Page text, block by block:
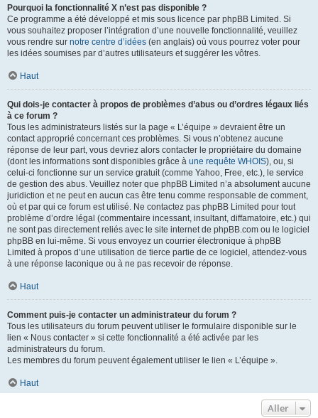
Pourquoi la fonctionnalité X n’est pas disponible ?
Ce programme a été développé et mis sous licence par phpBB Limited. Si
vous souhaitez proposer l’intégration d’une nouvelle fonctionnalité, veuillez
vous rendre sur notre centre d’idées (en anglais) où vous pourrez voter pour
les idées soumises par d’autres utilisateurs et suggérer les vôtres.
Haut
Qui dois-je contacter à propos de problèmes d’abus ou d’ordres légaux liés
à ce forum ?
Tous les administrateurs listés sur la page « L’équipe » devraient être un
contact approprié concernant ces problèmes. Si vous n’obtenez aucune
réponse de leur part, vous devriez alors contacter le propriétaire du domaine
(dont les informations sont disponibles grâce à une requête WHOIS), ou, si
celui-ci fonctionne sur un service gratuit (comme Yahoo, Free, etc.), le service
de gestion des abus. Veuillez noter que phpBB Limited n’a absolument aucune
juridiction et ne peut en aucun cas être tenu comme responsable de comment,
où et par qui ce forum est utilisé. Ne contactez pas phpBB Limited pour tout
problème d’ordre légal (commentaire incessant, insultant, diffamatoire, etc.) qui
ne sont pas directement reliés avec le site internet de phpBB.com ou le logiciel
phpBB en lui-même. Si vous envoyez un courrier électronique à phpBB
Limited à propos d’une utilisation de tierce partie de ce logiciel, attendez-vous
à une réponse laconique ou à ne pas recevoir de réponse.
Haut
Comment puis-je contacter un administrateur du forum ?
Tous les utilisateurs du forum peuvent utiliser le formulaire disponible sur le
lien « Nous contacter » si cette fonctionnalité a été activée par les
administrateurs du forum.
Les membres du forum peuvent également utiliser le lien « L’équipe ».
Haut
Aller